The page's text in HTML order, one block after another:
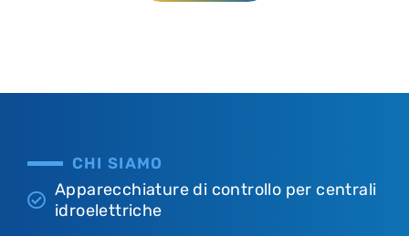
CHI SIAMO
Apparecchiature di controllo per centrali
idroelettriche